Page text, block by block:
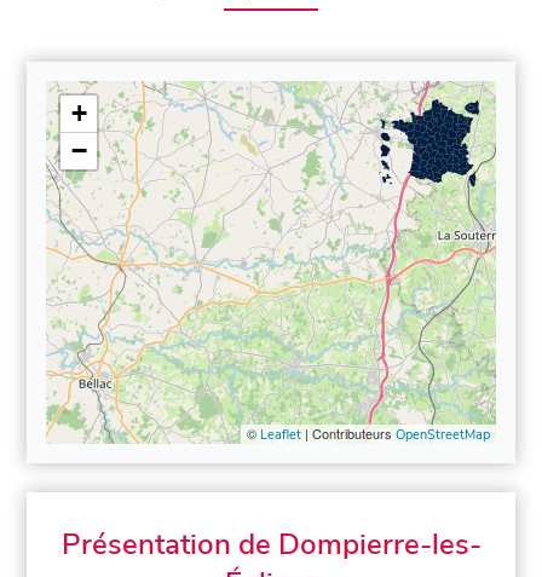
+
−
© Leaflet| Contributeurs OpenStreetMap
Présentation de Dompierre-les-